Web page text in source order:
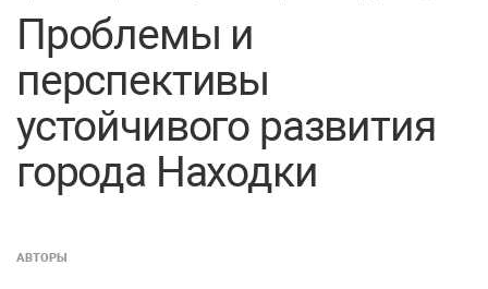
Проблемы и
перспективы
устойчивого развития
города Находки
АВТОРЫ